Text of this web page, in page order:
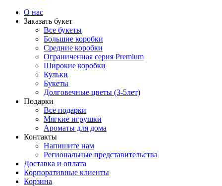
О нас
Заказать букет
Все букеты
Большие коробки
Средние коробки
Ограниченная серия Premium
Широкие коробки
Кульки
Букеты
Долговечные цветы (3-5лет)
Подарки
Все подарки
Мягкие игрушки
Ароматы для дома
Контакты
Напишите нам
Региональные представительства
Доставка и оплата
Корпоративные клиенты
Корзина